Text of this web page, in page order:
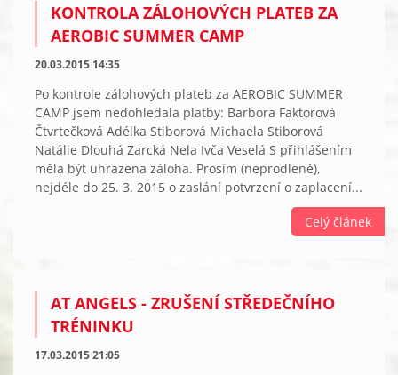
KONTROLA ZÁLOHOVÝCH PLATEB ZA
AEROBIC SUMMER CAMP
20.03.2015 14:35
Po kontrole zálohových plateb za AEROBIC SUMMER
CAMP jsem nedohledala platby: Barbora Faktorová
Čtvrtečková Adélka Stiborová Michaela Stiborová
Natálie Dlouhá Zarcká Nela Ivča Veselá S přihlášením
měla být uhrazena záloha. Prosím (neprodleně),
nejdéle do 25. 3. 2015 o zaslání potvrzení o zaplacení...
Celý článek
AT ANGELS - ZRUŠENÍ STŘEDEČNÍHO
TRÉNINKU
17.03.2015 21:05